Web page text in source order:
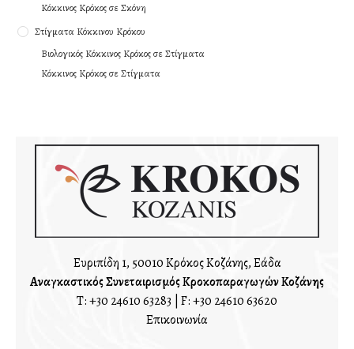
Κόκκινος Κρόκος σε Σκόνη
Στίγματα Κόκκινου Κρόκου
Βιολογικός Κόκκινος Κρόκος σε Στίγματα
Κόκκινος Κρόκος σε Στίγματα
Ευριπίδη 1, 50010 Κρόκος Κοζάνης, Ελλάδα
Αναγκαστικός Συνεταιρισμός Κροκοπαραγωγών Κοζάνης
T:+30 24610 63283 | F: +30 24610 63620
Επικοινωνία